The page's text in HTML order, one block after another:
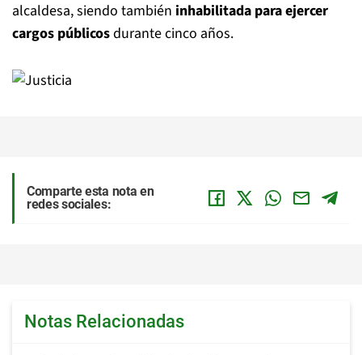
alcaldesa, siendo también inhabilitada para ejercer
cargos públicosdurante cinco años.
Comparte esta nota en
redes sociales:
Notas Relacionadas